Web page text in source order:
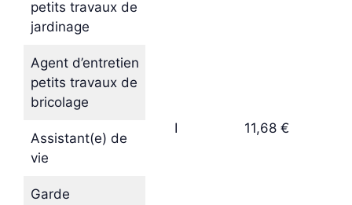
petits travaux de
jardinage
I 11,68 €
Agent d’entretien
petits travaux de
bricolage
Assistant(e) de
vie
Garde